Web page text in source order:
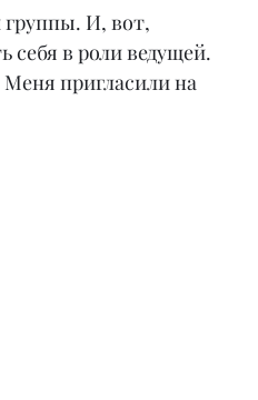
группы. И, вот,
себя в роли ведущей.
Меня пригласили на